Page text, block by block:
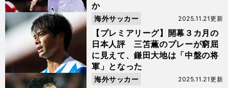
か
【プレミアリーグ】開幕３カ月の
日本人評 三笘薫のプレーが窮屈
に見えて、鎌田大地は「中盤の将
軍」となった
2025.11.21更新
海外サッカー
2025.11.21更新
海外サッカー